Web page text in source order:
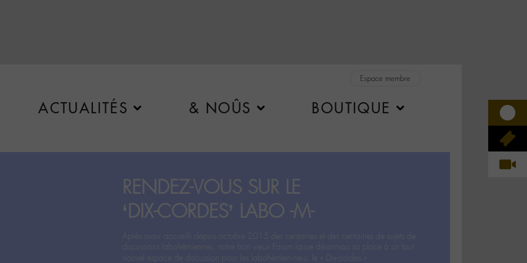
Espace membre
ACTUALITÉS & NOÛS BOUTIQUE
RENDEZ-VOUS SUR LE
‘DIX-CORDES’ LABO -M-
Après avoir accueilli depuis octobre 2015 des centaines et des centaines de sujets de
discussions labohémiennes, notre bon vieux Forum laisse désormais sa place à un tout
nouvel espace de discussion pour les labohémien‧ne‧s: le « Dix-cordes ».